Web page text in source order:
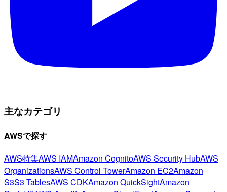
主なカテゴリ
AWSで探す
AWS特集AWS IAMAmazon CognitoAWS Security HubAWS
OrganizationsAWS Control TowerAmazon EC2Amazon
S3S3 TablesAWS CDKAmazon QuickSightAmazon